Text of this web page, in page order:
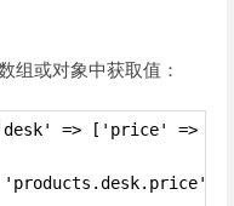
组或对象中获取值：
=> ['price' =>